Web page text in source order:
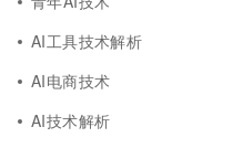
AI工具技术解析
AI电商技术
AI技术解析